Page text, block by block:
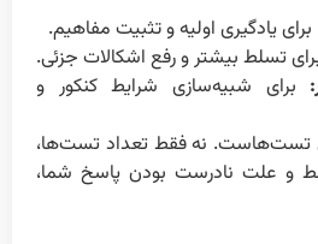
برای یادگیری اولیه و تثبیت مفاهیم.
تسلط بیشتر و رفع اشکالات جزئی.
برای شبیه‌سازی شرایط کنکور و
تست‌هاست. نه فقط تعداد تست‌ها،
و علت نادرست بودن پاسخ شما،